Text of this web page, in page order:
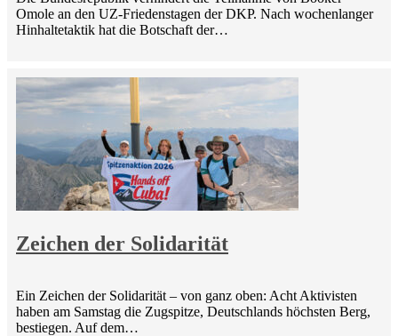
Omole an den UZ-Friedenstagen der DKP. Nach wochenlanger
Hinhaltetaktik hat die Botschaft der…
Zeichen der Solidarität
Ein Zeichen der Solidarität – von ganz oben: Acht Aktivisten
haben am Samstag die Zugspitze, Deutschlands höchsten Berg,
bestiegen. Auf dem…